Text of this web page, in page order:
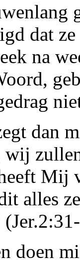
dat
na
dan
wij
Mij
alles
doen